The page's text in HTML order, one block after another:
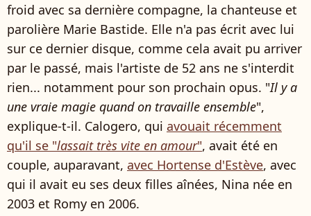
froid avec sa dernière compagne, la chanteuse et
parolière Marie Bastide. Elle n'a pas écrit avec lui
sur ce dernier disque, comme cela avait pu arriver
par le passé, mais l'artiste de 52 ans ne s'interdit
rien... notamment pour son prochain opus. "Il y a
une vraie magie quand on travaille ensemble",
explique-t-il. Calogero, qui avouait récemment
qu'il se "lassait très vite en amour", avait été en
couple, auparavant, avec Hortense d'Estève, avec
qui il avait eu ses deux filles aînées, Nina née en
2003 et Romy en 2006.